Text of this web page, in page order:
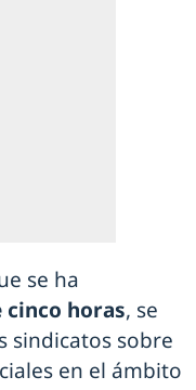
se ha
cinco horas, se
sindicatos sobre
en el ámbito